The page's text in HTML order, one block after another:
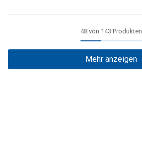
48 von 143 Produkten
Mehr anzeigen